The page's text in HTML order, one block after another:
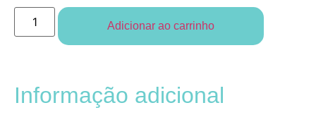
Adicionar ao carrinho
Informação adicional